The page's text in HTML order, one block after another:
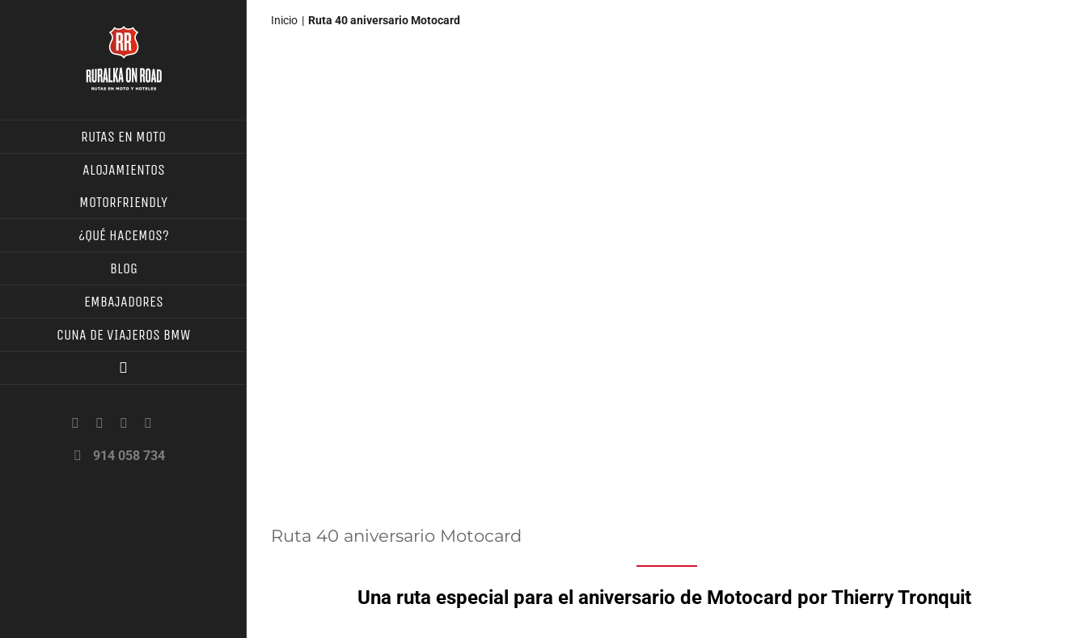
RUTAS EN MOTO
ALOJAMIENTOS
MOTORFRIENDLY
¿QUÉ HACEMOS?
BLOG
EMBAJADORES
CUNA DE VIAJEROS BMW
Facebook YouTube
914 058 734
Inicio Ruta 40 aniversario Motocard
Ruta 40 aniversario Motocard
Una ruta especial para el aniversario de Motocard por Thierry Tronquit